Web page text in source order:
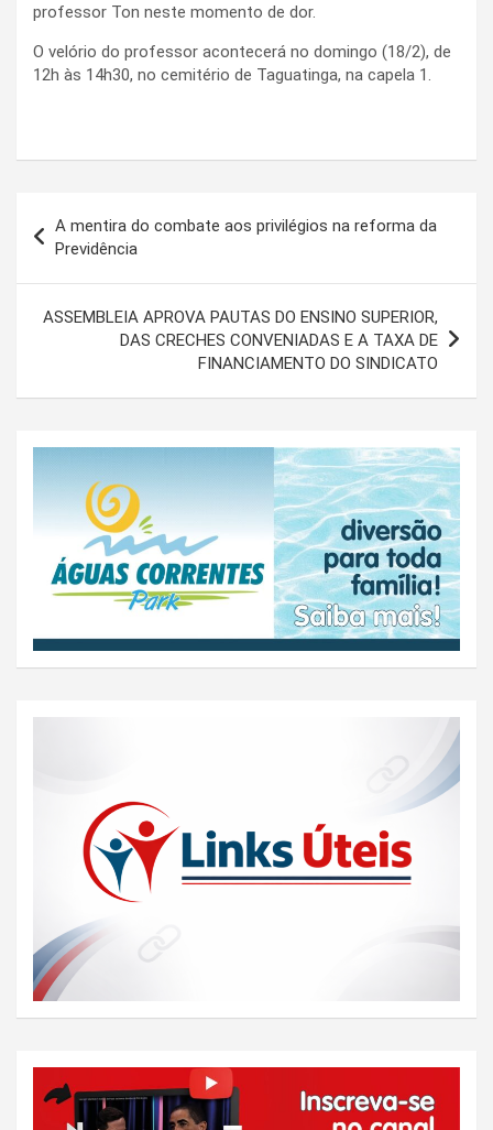
professor Ton neste momento de dor.
O velório do professor acontecerá no domingo (18/2), de
12h às 14h30, no cemitério de Taguatinga, na capela 1.
de
Post
A mentira do combate aos privilégios na reforma da
Previdência
ASSEMBLEIA APROVA PAUTAS DO ENSINO SUPERIOR,
DAS CRECHES CONVENIADAS E A TAXA DE
FINANCIAMENTO DO SINDICATO